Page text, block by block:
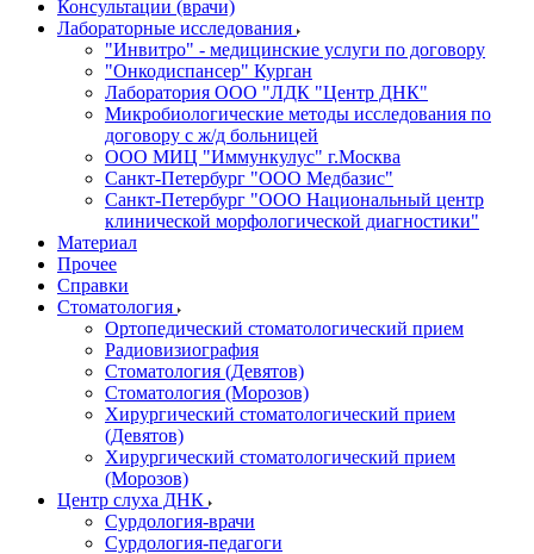
Консультации (врачи)
Лабораторные исследования
"Инвитро" - медицинские услуги по договору
"Онкодиспансер" Курган
Лаборатория ООО "ЛДК "Центр ДНК"
Микробиологические методы исследования по
договору с ж/д больницей
ООО МИЦ "Иммункулус" г.Москва
Санкт-Петербург "ООО Медбазис"
Санкт-Петербург "ООО Национальный центр
клинической морфологической диагностики"
Материал
Прочее
Справки
Стоматология
Ортопедический стоматологический прием
Радиовизиография
Стоматология (Девятов)
Стоматология (Морозов)
Хирургический стоматологический прием
(Девятов)
Хирургический стоматологический прием
(Морозов)
Центр слуха ДНК
Сурдология-врачи
Сурдология-педагоги